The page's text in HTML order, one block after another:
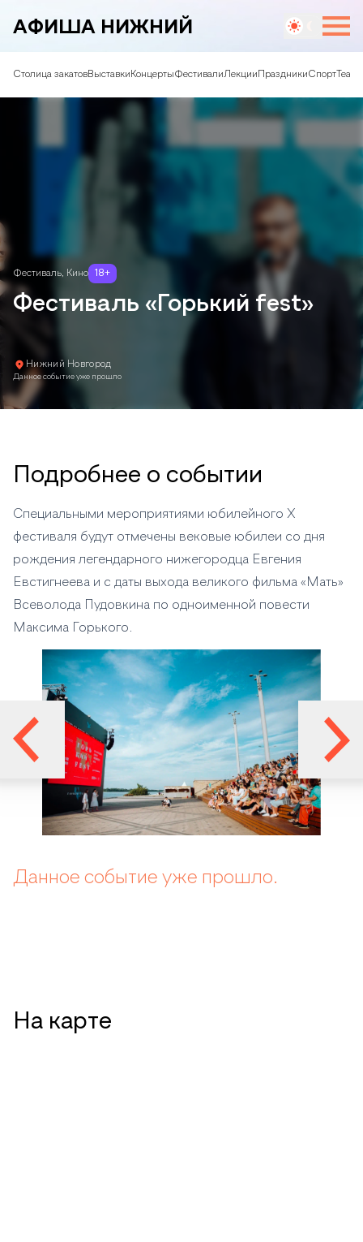
АФИША НИЖНИЙ
Столица закатовВыставкиКонцертыФестивалиЛекции ПраздникиСпорт
Фестиваль, Кино 18+
Фестиваль «Горький fest»
Нижний Новгород
Данное событие уже прошло
Подробнее о событии
Специальными мероприятиями юбилейного X
фестиваля будут отмечены вековые юбилеи со дня
рождения легендарного нижегородца Евгения
Евстигнеева и с даты выхода великого фильма «Мать»
Всеволода Пудовкина по одноименной повести
Максима Горького.
Данное событие уже прошло.
На карте